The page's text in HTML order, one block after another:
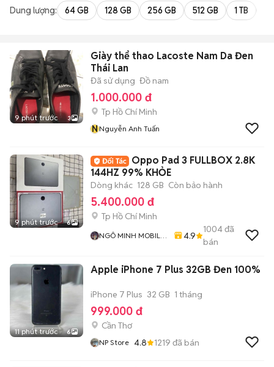
Dung lượng: 64 GB 128 GB 256 GB 512 GB 1 TB
9 phút trước 3
Giày thể thao Lacoste Nam Da Đen
Thái Lan
Đã sử dụng Đồ nam
1.000.000 đ
Tp Hồ Chí Minh
NNguyễn Anh Tuấn
9 phút trước 6
Oppo Pad 3 FULLBOX 2.8K
144HZ 99% KHỎE
Dòng khác 128 GB Còn bảo hành
5.400.000 đ
Tp Hồ Chí Minh
NGÔ MINH MOBILE
4.9
1004đã
bán
11 phút trước 6
Apple iPhone 7 Plus 32GB Đen 100%
iPhone 7 Plus 32 GB 1 tháng
999.000 đ
Cần Thơ
NP Store 4.8 1219 đã bán